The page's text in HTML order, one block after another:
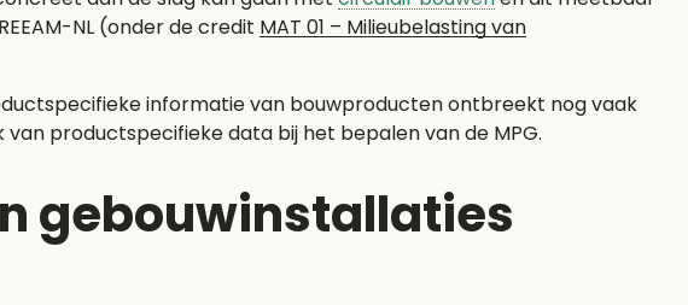
NL (onder de credit MAT 01 – Milieubelasting van
informatie van bouwproducten ontbreekt nog vaak
productspecifieke data bij het bepalen van de MPG.
gebouwinstallaties